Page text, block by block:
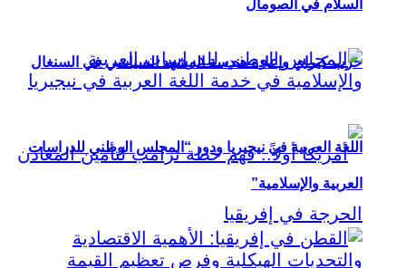
حزب كيراي وإعادة هندسة المشهد السياسي في السنغال
السلام في الصومال
اللغة العربية في نيجيريا ودور “المجلس الوطني للدراسات
العربية والإسلامية”